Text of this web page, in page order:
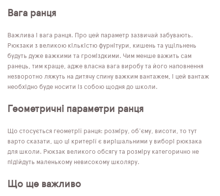
Вага ранця
Важлива і вага ранця. Про цей параметр зазвичай забувають.
Рюкзаки з великою кількістю фурнітури, кишень та ущільнень
будуть дуже важкими та громіздкими. Чим менше важить сам
ранець, тим краще, адже власна вага виробу та його наповнення
незворотно ляжуть на дитячу спину важким вантажем, і цей вантаж
необхідно буде носити із собою щодня до школи.
Геометричні параметри ранця
Що стосується геометрії ранця: розміру, об'єму, висоти, то тут
варто сказати, що ці критерії є вирішальними у виборі рюкзака
для школи. Рюкзак великого обсягу та розміру категорично не
підійдуть маленькому невисокому школяру.
Що ще важливо